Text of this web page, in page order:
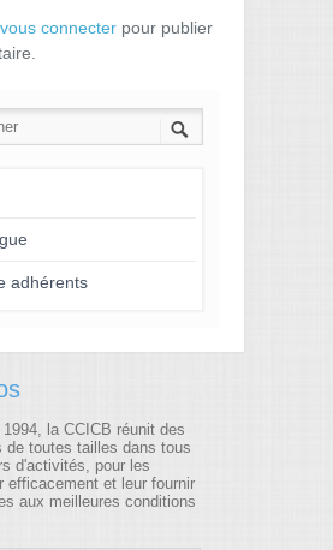
vous connecter pour publier
adhérents
1994, la CCICB réunit des
de toutes tailles dans tous
d'activités, pour les
efficacement et leur fournir
aux meilleures conditions